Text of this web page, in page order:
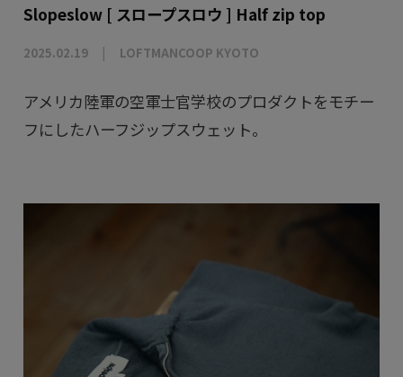
Slopeslow [ スロープスロウ ] Half zip top
2025.02.19 LOFTMANCOOP KYOTO
アメリカ陸軍の空軍士官学校のプロダクトをモチー
フにしたハーフジップスウェット。